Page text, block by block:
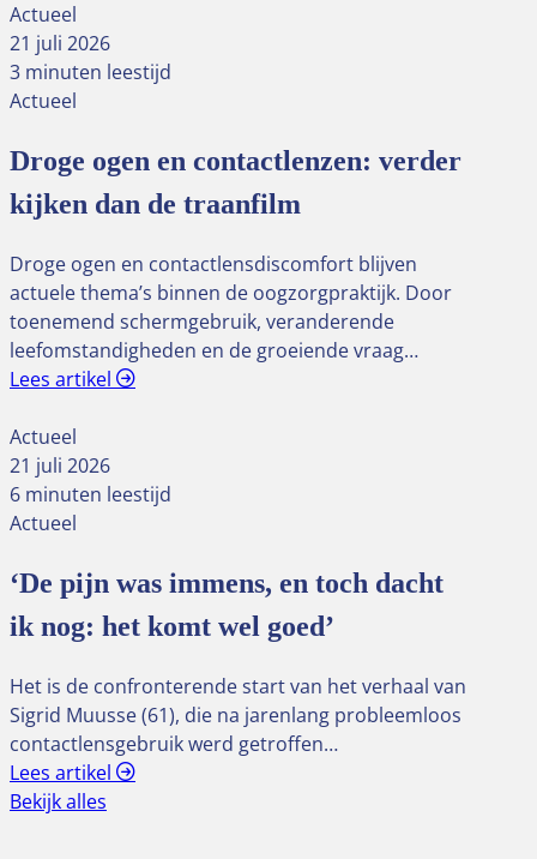
Actueel
21 juli 2026
3 minuten leestijd
Actueel
Droge ogen en contactlenzen: verder
kijken dan de traanfilm
Droge ogen en contactlensdiscomfort blijven
actuele thema’s binnen de oogzorgpraktijk. Door
toenemend schermgebruik, veranderende
leefomstandigheden en de groeiende vraag…
Lees artikel
Actueel
21 juli 2026
6 minuten leestijd
Actueel
‘De pijn was immens, en toch dacht
ik nog: het komt wel goed’
Het is de confronterende start van het verhaal van
Sigrid Muusse (61), die na jarenlang probleemloos
contactlensgebruik werd getroffen…
Lees artikel
Bekijk alles